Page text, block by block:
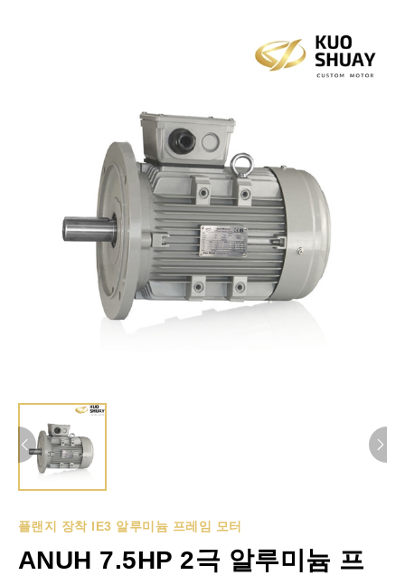
플랜지 장착 IE3 알루미늄 프레임 모터
ANUH 7.5HP 2극 알루미늄 프